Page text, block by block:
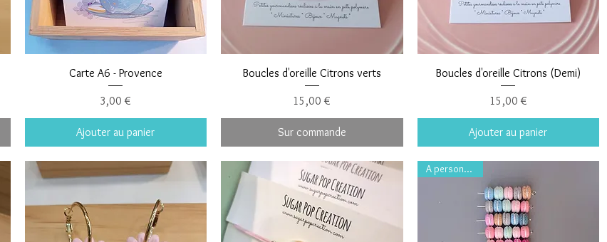
Carte A6 - Provence
Prix
3,00 €
Ajouter au panier
Boucles d'oreille Citrons verts
Prix
15,00 €
Sur commande
Boucles d'oreille Citrons (Demi)
Prix
15,00 €
Ajouter au panier
A personnaliser